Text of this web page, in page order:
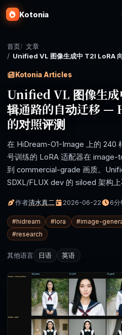
Kotonia
首页
文章
Unified VL 图像生成中 T2I LoRA 向编辑通路的
Kotonia Articles
Unified VL 图像生
辑通路的自动迁移
的对照评测
在 HiDream-O1-Image 上的 240
号训练的 LoRA 适配器在
到 commercial-grade 画质。
SDXL/FLUX dev 的 siloed 架构上
作者清水真二 2026-06-22 6分
#hidream #lora #image-
#research
其他语言 日语 英语